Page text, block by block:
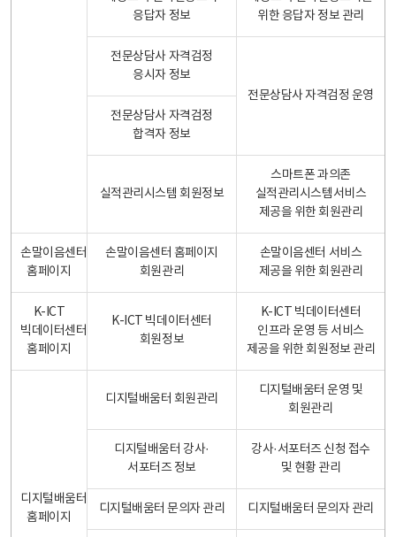
응답자 정보
위한 응답자 정보 관리
전문상담사 자격검정
응시자 정보
전문상담사 자격검정 운영
전문상담사 자격검정
합격자 정보
실적관리시스템 회원정보
스마트폰 과의존
실적관리시스템서비스
제공을 위한 회원관리
손말이음센터
홈페이지
손말이음센터 홈페이지
회원관리
손말이음센터 서비스
제공을 위한 회원관리
K-ICT
빅데이터센터
홈페이지
K-ICT 빅데이터센터
회원정보
K-ICT 빅데이터센터
인프라 운영 등 서비스
제공을 위한 회원정보 관리
디지털배움터
홈페이지
디지털배움터 회원관리
디지털배움터 운영 및
회원관리
디지털배움터 강사·
서포터즈 정보
강사·서포터즈 신청 접수
및 현황 관리
디지털배움터 문의자 관리 디지털배움터 문의자 관리